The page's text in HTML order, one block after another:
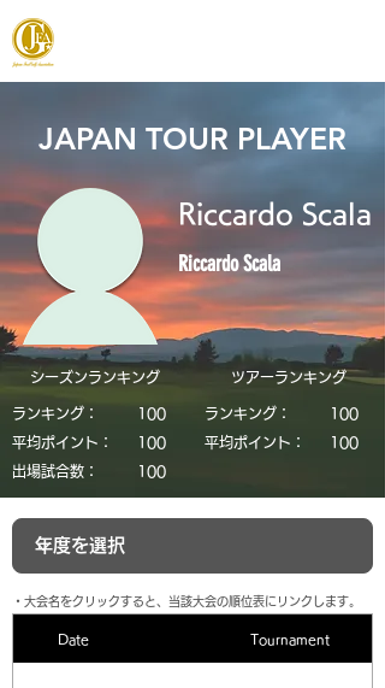
JAPAN TOUR PLAYER
Riccardo Scala
Riccardo Scala
シーズンランキング
ランキング：
​100
平均ポイント：
​100
​出場試合数：
​100
​ツアーランキング
ランキング：
​100
平均ポイント：
​100
​・大会名をクリックすると、当該大会の順位表にリンクします。
Date Tournament